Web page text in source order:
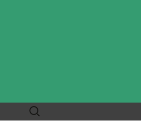
Szukaj: